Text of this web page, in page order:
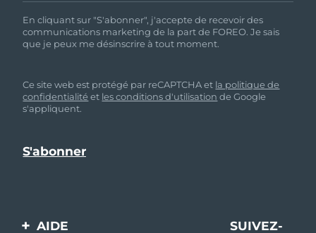
En cliquant sur "S'abonner", j'accepte de recevoir des
communications marketing de la part de FOREO. Je sais
que je peux me désinscrire à tout moment.
Ce site web est protégé par reCAPTCHA et la politique de
confidentialité et les conditions d'utilisation de Google
s'appliquent.
AIDE
SUIVEZ-